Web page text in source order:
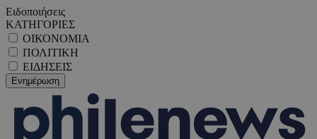
Ειδοποιήσεις
ΚΑΤΗΓΟΡΙΕΣ
ΟΙΚΟΝΟΜΙΑ
ΠΟΛΙΤΙΚΗ
ΕΙΔΗΣΕΙΣ